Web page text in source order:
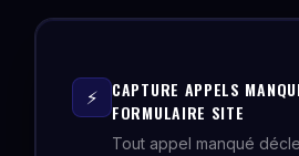
⚡
CAPTURE APPELS
FORMULAIRE SITE
Tout appel manqué